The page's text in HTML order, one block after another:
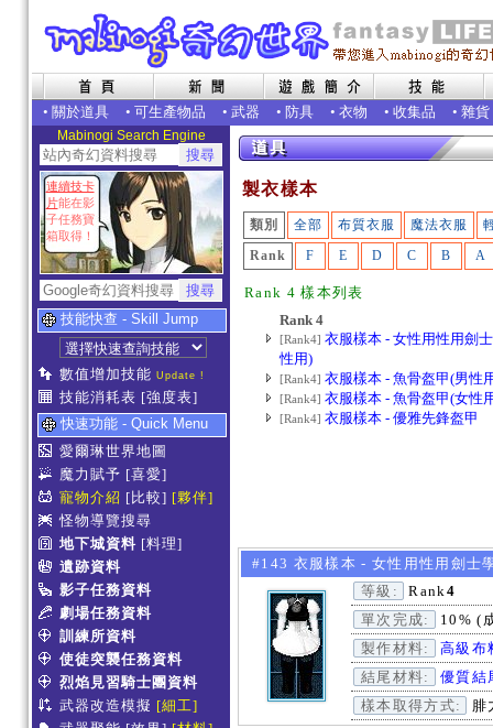
• 關於道具 • 可生產物品 • 武器 • 防具 • 衣物 • 收集品 • 雜貨
Mabinogi Search Engine
連續技卡
片能在影
子任務寶
箱取得！
技能快查 - Skill Jump
數值增加技能 Update !
技能消耗表 [強度表]
快速功能 - Quick Menu
愛爾琳世界地圖
魔力賦予 [喜愛]
寵物介紹 [比較] [夥伴]
怪物導覽搜尋
地下城資料 [料理]
遺跡資料
影子任務資料
劇場任務資料
訓練所資料
使徒突襲任務資料
烈焰見習騎士團資料
武器改造模擬 [細工]
製衣樣本
類別 全部 布質衣服 魔法衣服
Rank
F E D C B A
Rank 4 樣本列表
Rank 4
[Rank4] 衣服樣本 - 女性用性用劍
性用)
[Rank4] 衣服樣本 - 魚骨盔甲(男性
[Rank4] 衣服樣本 - 魚骨盔甲(女性
[Rank4] 衣服樣本 - 優雅先鋒盔甲
#143 衣服樣本 - 女性用性用劍士
等級:
Rank4
單次完成:
10% (
製作材料:
高級布
結尾材料:
優質結
樣本取得方式:
腓